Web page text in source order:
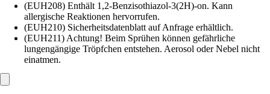
(EUH208) Enthält 1,2-Benzisothiazol-3(2H)-on. Kann
allergische Reaktionen hervorrufen.
(EUH210) Sicherheitsdatenblatt auf Anfrage erhältlich.
(EUH211) Achtung! Beim Sprühen können gefährliche
lungengängige Tröpfchen entstehen. Aerosol oder Nebel nicht
einatmen.